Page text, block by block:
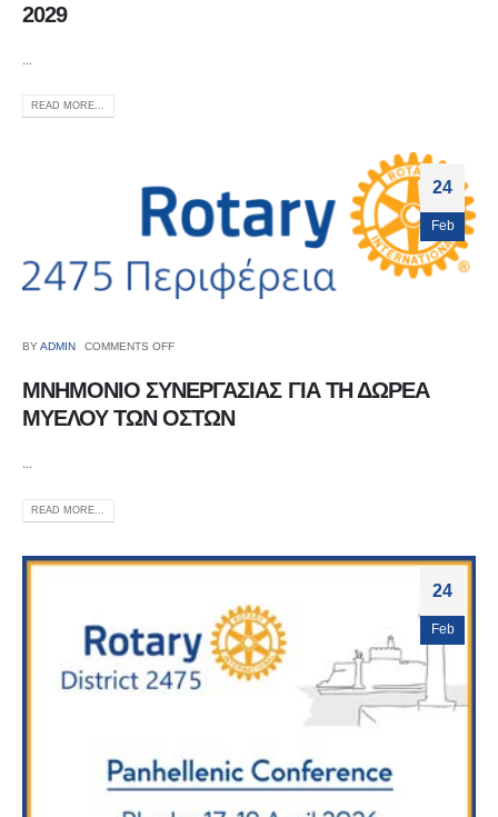
2029
...
READ MORE...
24
Feb
BYADMIN COMMENTS OFF
ΜΝΗΜΟΝΙΟ ΣΥΝΕΡΓΑΣΙΑΣ ΓΙΑ ΤΗ ΔΩΡΕΑ
ΜΥΕΛΟΥ ΤΩΝ ΟΣΤΩΝ
...
READ MORE...
24
Feb